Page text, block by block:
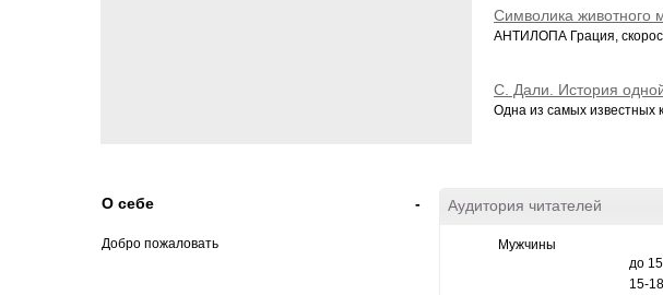
Символика животного
АНТИЛОПА Грация,
С. Дали. История
войны"...
Одна из самых известных
-
О себе
Добро пожаловать
Аудитория читателей
Мужчины
до
15-